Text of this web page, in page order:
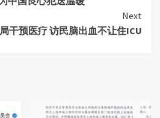
Next
干预医疗 访民脑出血不让住ICU